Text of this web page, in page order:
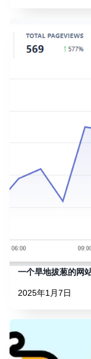
一个旱地拔葱的网
2025年1月7日